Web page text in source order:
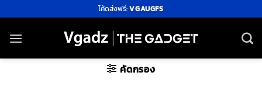
ไป
ยัง
โค้ดส่งฟรี:VGAUGFS
คัดกรอง